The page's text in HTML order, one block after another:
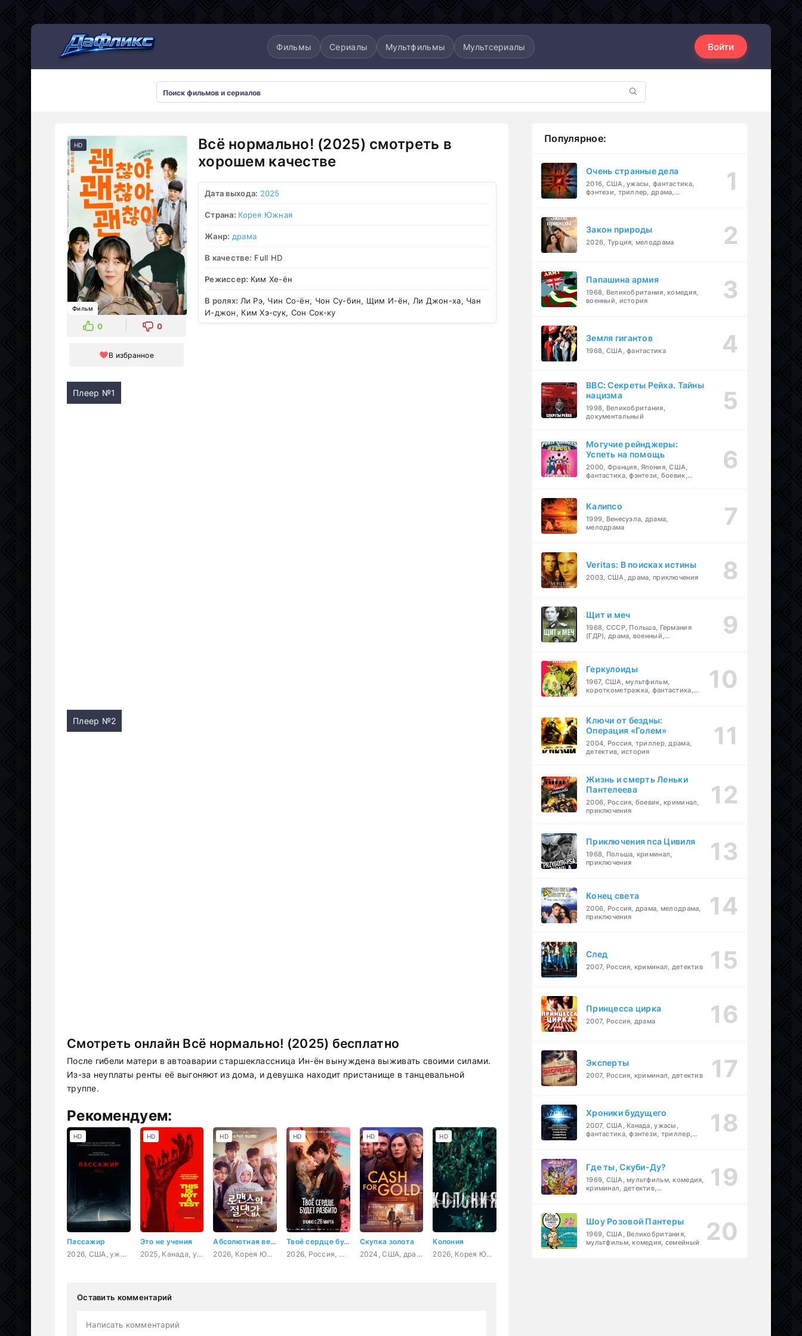
Фильмы Сериалы Мультфильмы Мультсериалы Войти
HD
Фильм
0 0
В избранное
Всё нормально! (2025) смотреть в
хорошем качестве
Дата выхода: 2025
Страна: Корея Южная
Жанр: драма
В качестве: Full HD
Режиссер: Ким Хе-ён
В ролях: Ли Рэ, Чин Со-ён, Чон Су-бин, Щим И-ён, Ли Джон-ха, Чан
И-джон, Ким Хэ-сук, Сон Сок-ку
Плеер №1
Плеер №2
Смотреть онлайн Всё нормально! (2025) бесплатно
После гибели матери в автоаварии старшеклассница Ин-ён вынуждена выживать своими силами.
Из-за неуплаты ренты её выгоняют из дома, и девушка находит пристанище в танцевальной
труппе.
Рекомендуем:
Пассажир
2026, США, ужасы
HD
Это не учения
2025, Канада, ужасы
HD
Абсолютная величина любви
2026, Корея Южная, мелодрама, комедия
HD
Твоё сердце будет разбито
2026, Россия, мелодрама
HD
Скупка золота
2024, США, драма
HD
Колония
2026, Корея Южная, ужасы, боевик
HD
Оставить комментарий
Написать комментарий
Популярное:
Очень странные дела
2016, США, ужасы, фантастика,
фэнтези, триллер, драма,
Закон природы
2026, Турция, мелодрама
Папашина армия
1968, Великобритания, комедия,
военный, история
Земля гигантов
1968, США, фантастика
BBC: Секреты Рейха. Тайны
нацизма
1998, Великобритания,
документальный
Могучие рейнджеры:
Успеть на помощь
2000, Франция, Япония, США,
фантастика, фэнтези, боевик,
Калипсо
1999, Венесуэла, драма,
мелодрама
Veritas: В поисках истины
2003, США, драма, приключения
Щит и меч
1968, СССР, Польша, Германия
(ГДР), драма, военный,
Геркулоиды
1967, США, мультфильм,
короткометражка, фантастика,
Ключи от бездны:
Операция «Голем»
2004, Россия, триллер, драма,
детектив, история
Жизнь и смерть Леньки
Пантелеева
2006, Россия, боевик, криминал,
приключения
Приключения пса Цивиля
1968, Польша, криминал,
приключения
Конец света
2006, Россия, драма, мелодрама,
приключения
След
2007, Россия, криминал, детектив
Принцесса цирка
2007, Россия, драма
Эксперты
2007, Россия, криминал, детектив
Хроники будущего
2007, США, Канада, ужасы,
фантастика, фэнтези, триллер,
Где ты, Скуби-Ду?
1969, США, мультфильм, комедия,
криминал, детектив,
Шоу Розовой Пантеры
1969, США, Великобритания,
мультфильм, комедия, семейный
Мультсериалы